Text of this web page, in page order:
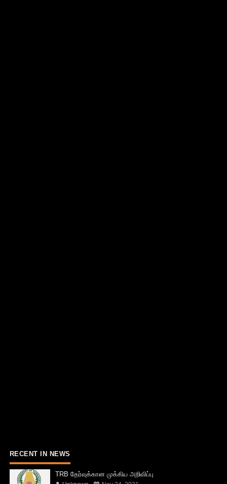
RECENT IN NEWS
TRB தேர்வுக்கான முக்கிய அறிவிப்பு